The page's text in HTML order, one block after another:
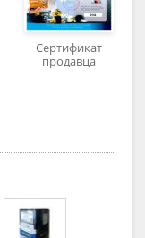
Сертификат
продавца